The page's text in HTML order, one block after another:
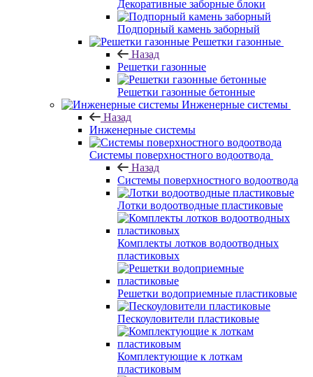
Декоративные заборные блоки
Подпорный камень заборный
Решетки газонные
Назад
Решетки газонные
Решетки газонные бетонные
Инженерные системы
Назад
Инженерные системы
Системы поверхностного водоотвода
Назад
Системы поверхностного водоотвода
Лотки водоотводные пластиковые
Комплекты лотков водоотводных
пластиковых
Решетки водоприемные пластиковые
Пескоуловители пластиковые
Комплектующие к лоткам
пластиковым